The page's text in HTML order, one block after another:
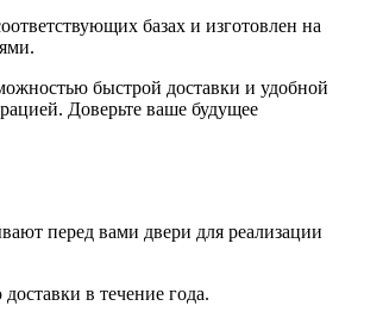
базах и изготовлен на
быстрой доставки и удобной
Доверьте ваше будущее
перед вами двери для реализации
в течение года.